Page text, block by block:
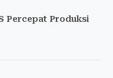
Percepat Produksi